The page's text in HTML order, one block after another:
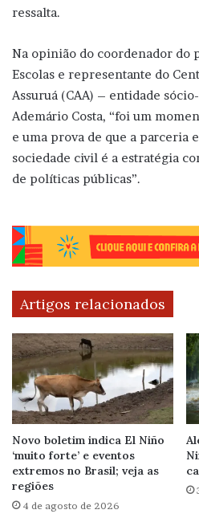
ressalta.
Na opinião do coordenador do
Escolas e representante do
Assuruá (CAA) – entidade
Ademário Costa, “foi um
e uma prova de que a parceria
sociedade civil é a estratégia
de políticas públicas”.
Artigos relacionados
Novo boletim indica El Niño
‘muito forte’ e eventos
extremos no Brasil; veja as
regiões
4 de agosto de 2026